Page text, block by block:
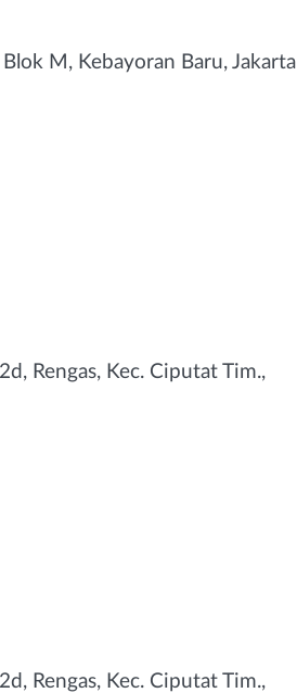
M, Kebayoran Baru, Jakarta
Rengas, Kec. Ciputat Tim.,
Rengas, Kec. Ciputat Tim.,